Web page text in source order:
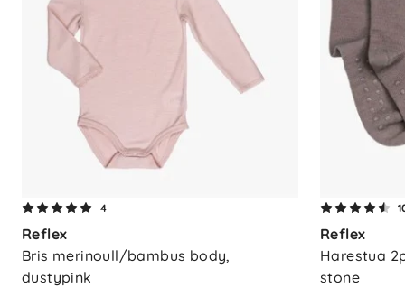
4
Reflex
Bris merinoull/bambus body,
dustypink
Reflex
Harestua
stone